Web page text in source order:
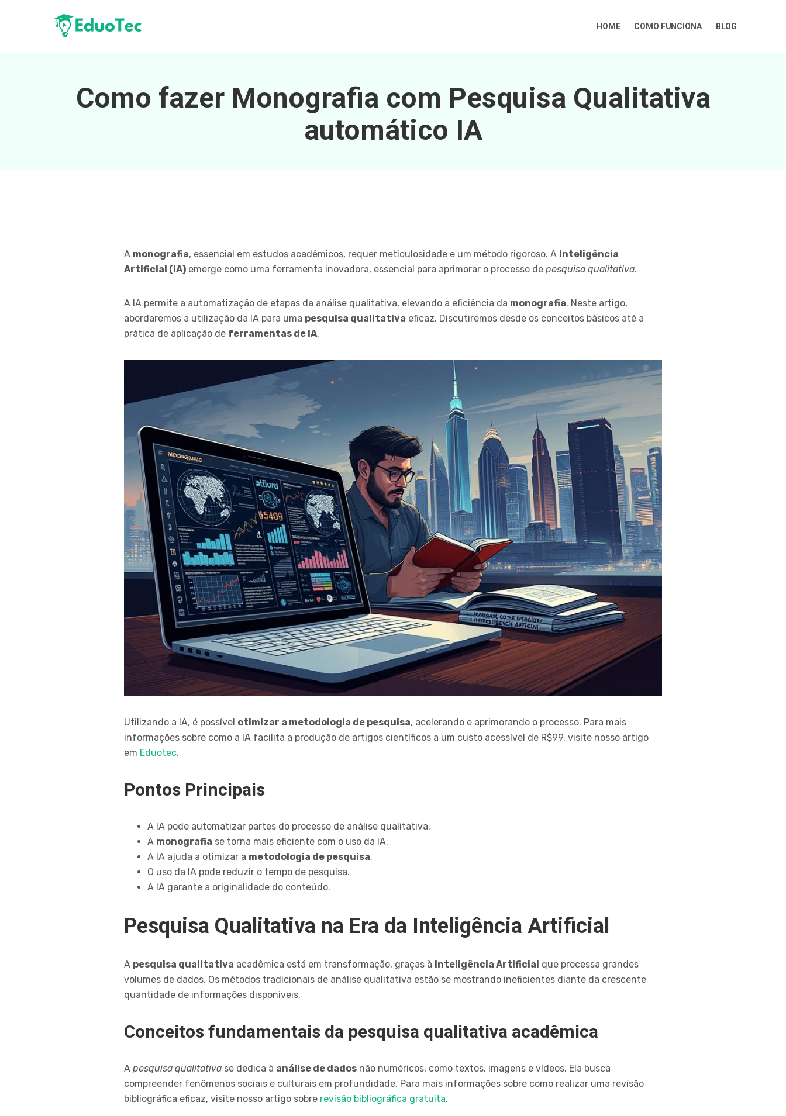
HOME COMO FUNCIONA BLOG
Como fazer Monografia com Pesquisa Qualitativa
automático IA
A monografia, essencial em estudos acadêmicos, requer meticulosidade e um método rigoroso. A Inteligência
Artificial (IA) emerge como uma ferramenta inovadora, essencial para aprimorar o processo de pesquisa qualitativa.
A IA permite a automatização de etapas da análise qualitativa, elevando a eficiência da monografia. Neste artigo,
abordaremos a utilização da IA para uma pesquisa qualitativa eficaz. Discutiremos desde os conceitos básicos até a
prática de aplicação de ferramentas de IA.
Utilizando a IA, é possível otimizar a metodologia de pesquisa, acelerando e aprimorando o processo. Para mais
informações sobre como a IA facilita a produção de artigos científicos a um custo acessível de R$99, visite nosso artigo
em Eduotec.
Pontos Principais
A IA pode automatizar partes do processo de análise qualitativa.
A monografia se torna mais eficiente com o uso da IA.
A IA ajuda a otimizar a metodologia de pesquisa.
O uso da IA pode reduzir o tempo de pesquisa.
A IA garante a originalidade do conteúdo.
Pesquisa Qualitativa na Era da Inteligência Artificial
A pesquisa qualitativa acadêmica está em transformação, graças à Inteligência Artificial que processa grandes
volumes de dados. Os métodos tradicionais de análise qualitativa estão se mostrando ineficientes diante da crescente
quantidade de informações disponíveis.
Conceitos fundamentais da pesquisa qualitativa acadêmica
A pesquisa qualitativa se dedica à análise de dados não numéricos, como textos, imagens e vídeos. Ela busca
compreender fenômenos sociais e culturais em profundidade. Para mais informações sobre como realizar uma revisão
bibliográfica eficaz, visite nosso artigo sobre revisão bibliográfica gratuita.